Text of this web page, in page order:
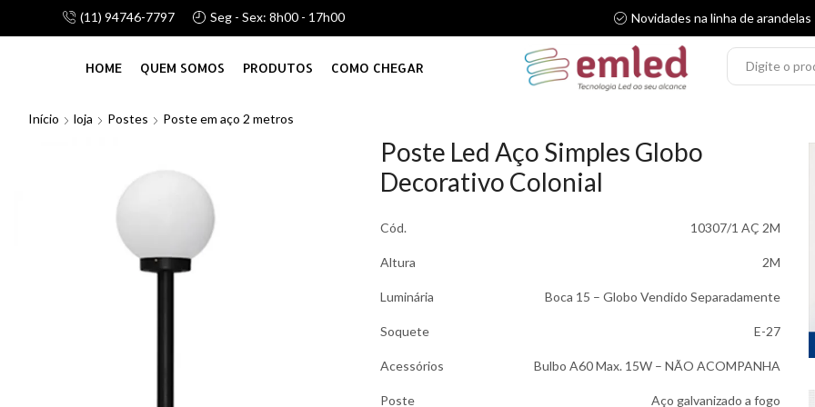
(11) 94746-7797 Seg - Sex: 8h00 - 17h00
com linha de atacado e vareju, consulte-nos! Novidades na linha de arandelas
HOME QUEM SOMOS PRODUTOS COMO CHEGAR
Início
loja Postes Poste em aço 2 metros
Poste Led Aço Simples Globo
Decorativo Colonial
Cód. 10307/1 AÇ 2M
Altura 2M
Luminária Boca 15 – Globo Vendido Separadamente
Soquete E-27
Acessórios Bulbo A60 Max. 15W – NÃO ACOMPANHA
Poste Aço galvanizado a fogo